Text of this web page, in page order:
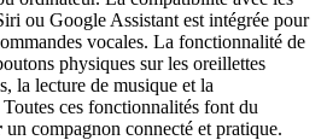
ou Google Assistant est intégrée pour
vocales. La fonctionnalité de
physiques sur les oreillettes
la lecture de musique et la
ces fonctionnalités font du
un compagnon connecté et pratique.